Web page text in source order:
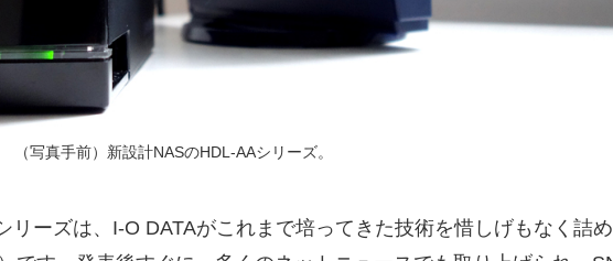
（写真手前）新設計NASのHDL-AAシリーズ。
リーズは、I-O DATAがこれまで培ってきた技術を惜しげもなく詰